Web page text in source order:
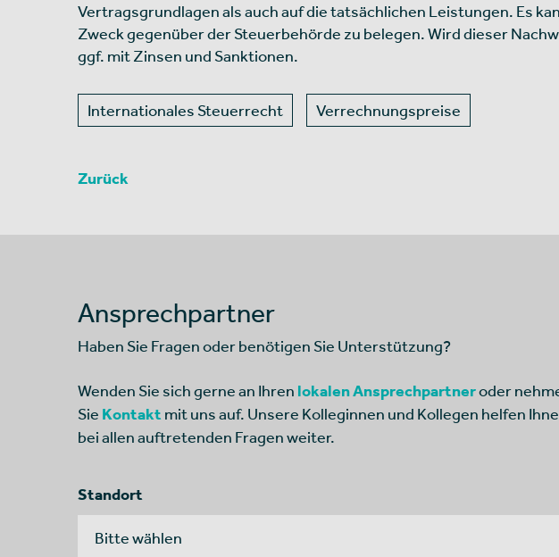
Vertragsgrundlagen als auch auf die tatsächlichen Leistungen. Es
Zweck gegenüber der Steuerbehörde zu belegen. Wird dieser
ggf. mit Zinsen und Sanktionen.
Internationales Steuerrecht Verrechnungspreise
Zurück
Ansprechpartner
Haben Sie Fragen oder benötigen Sie Unterstützung?
Wenden Sie sich gerne an Ihren lokalen Ansprechpartneroder
Sie Kontaktmit uns auf. Unsere Kolleginnen und Kollegen helfen
bei allen auftretenden Fragen weiter.
Standort